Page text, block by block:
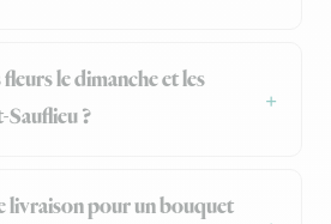
le dimanche et les
Sauflieu ?
livraison pour un bouquet